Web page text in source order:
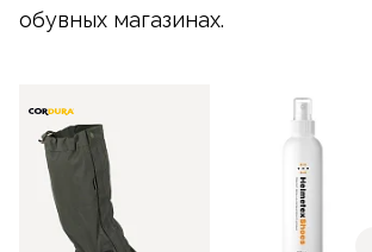
обувных магазинах.